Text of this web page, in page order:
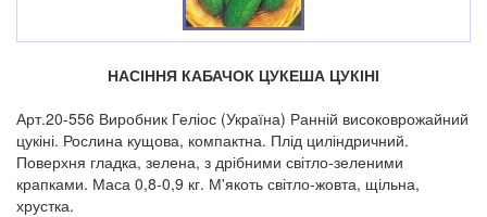
НАСІННЯ КАБАЧОК ЦУКЕША ЦУКІНІ
Арт.20-556 Виробник Геліос (Україна) Ранній високоврожайний
цукіні. Рослина кущова, компактна. Плід циліндричний.
Поверхня гладка, зелена, з дрібними світло-зеленими
крапками. Маса 0,8-0,9 кг. М'якоть світло-жовта, щільна,
хрустка.